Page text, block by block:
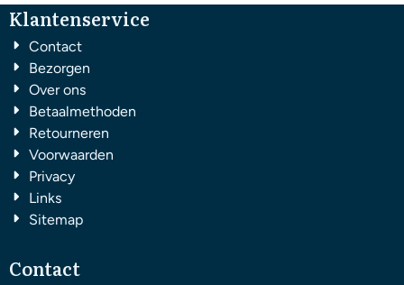
Klantenservice
Contact
Bezorgen
Over ons
Betaalmethoden
Retourneren
Voorwaarden
Privacy
Links
Sitemap
Contact